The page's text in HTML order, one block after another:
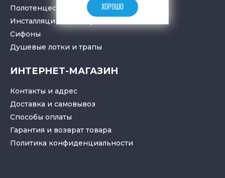
Полотенцесушители
Инсталляции для санузлов
Cифоны
Душевые лотки и трапы
ИНТЕРНЕТ-МАГАЗИН
Контакты и адрес
Доставка и самовывоз
Способы оплаты
Гарантия и возврат товара
Политика конфиденциальности
ХОРОШО